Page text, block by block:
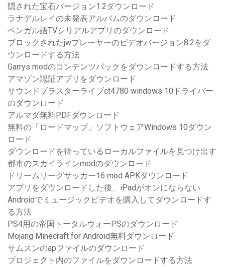
隠された宝石バージョン1.2ダウンロード
ラナデルレイの未発表アルバムのダウンロード
ベンガル語TVシリアルアプリのダウンロード
ブロックされたjwプレーヤーのビデオバージョン8.2をダ
ウンロードする方法
Garrys modのコンテンツパックをダウンロードする方法
アマゾン認証アプリをダウンロード
サウンドブラスターライブct4780 windows 10ドライバー
のダウンロード
アルマダ無料PDFダウンロード
無料の「ロードマップ」ソフトウェアWindows 10ダウン
ロード
ダウンロードを待っているローカルファイルを見つけ出す
都市のスカイラインmodのダウンロード
ドリームリーグサッカー16 mod APKダウンロード
アプリをダウンロードした後、iPadがオンにならない
Androidでミュージックビデオを購入してダウンロードす
る方法
PS4用の帝国トータルウォーPSのダウンロード
Mojang Minecraft for Android無料ダウンロード
サムスンのapファイルのダウンロード
プロジェクト内のファイルをダウンロードする方法